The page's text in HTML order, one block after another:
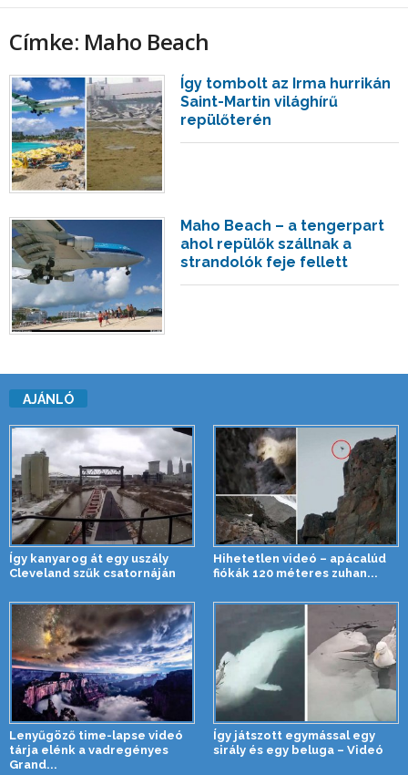
Címke: Maho Beach
Így tombolt az Irma hurrikán
Saint-Martin világhírű
repülőterén
Maho Beach – a tengerpart
ahol repülők szállnak a
strandolók feje fellett
AJÁNLÓ
Így kanyarog át egy uszály
Cleveland szűk csatornáján
Hihetetlen videó – apácalúd
fiókák 120 méteres zuhan...
Lenyűgöző time-lapse videó
tárja elénk a vadregényes
Grand...
Így játszott egymással egy
sirály és egy beluga – Videó